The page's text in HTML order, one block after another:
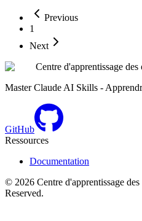
Previous
1
Next
Centre d'apprentissage
Master Claude AI Skills -
GitHub
Ressources
Documentation
© 2026 Centre d'apprentissage
Reserved.